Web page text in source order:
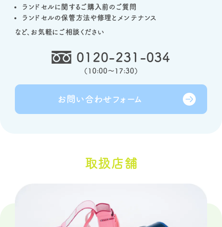
ランドセルに関するご購入前のご質問
ランドセルの保管方法や修理とメンテナンス
など、お気軽にご相談ください
0120-231-034
（ 10:00～17:30 ）
お問い合わせ フォーム
取扱店舗